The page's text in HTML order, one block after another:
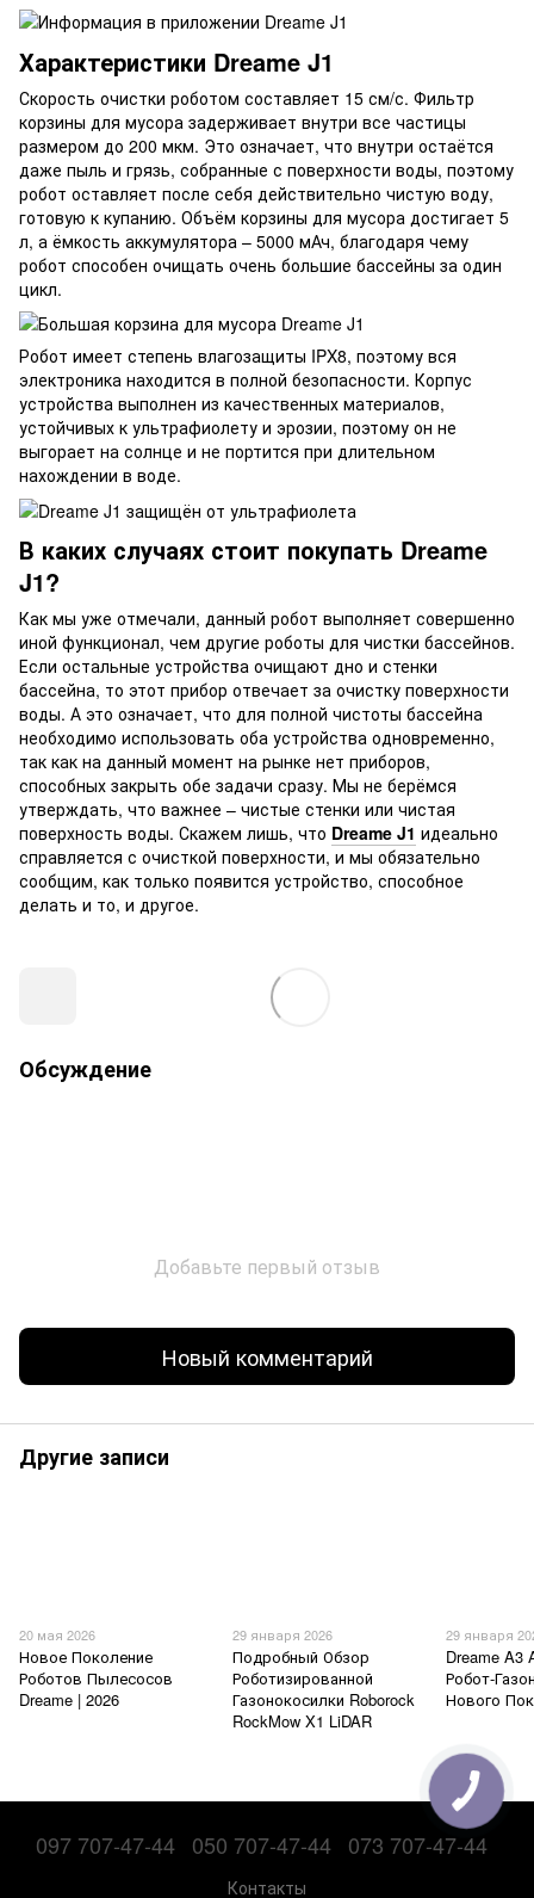
Характеристики Dreame J1
Скорость очистки роботом составляет 15 см/с. Фильтр
корзины для мусора задерживает внутри все частицы
размером до 200 мкм. Это означает, что внутри остаётся
даже пыль и грязь, собранные с поверхности воды, поэтому
робот оставляет после себя действительно чистую воду,
готовую к купанию. Объём корзины для мусора достигает 5
л, а ёмкость аккумулятора – 5000 мАч, благодаря чему
робот способен очищать очень большие бассейны за один
цикл.
Робот имеет степень влагозащиты IPX8, поэтому вся
электроника находится в полной безопасности. Корпус
устройства выполнен из качественных материалов,
устойчивых к ультрафиолету и эрозии, поэтому он не
выгорает на солнце и не портится при длительном
нахождении в воде.
В каких случаях стоит покупать Dreame
J1?
Как мы уже отмечали, данный робот выполняет совершенно
иной функционал, чем другие роботы для чистки бассейнов.
Если остальные устройства очищают дно и стенки
бассейна, то этот прибор отвечает за очистку поверхности
воды. А это означает, что для полной чистоты бассейна
необходимо использовать оба устройства одновременно,
так как на данный момент на рынке нет приборов,
способных закрыть обе задачи сразу. Мы не берёмся
утверждать, что важнее – чистые стенки или чистая
поверхность воды. Скажем лишь, что Dreame J1 идеально
справляется с очисткой поверхности, и мы обязательно
сообщим, как только появится устройство, способное
делать и то, и другое.
Обсуждение
Добавьте первый отзыв
Новый комментарий
Другие записи
20 мая 2026
Новое Поколение
Роботов Пылесосов
Dreame | 2026
29 января 2026
Подробный Обзор
Роботизированной
Газонокосилки Roborock
RockMow X1 LiDAR
29 января
Dreame A3
Робот-
Нового
097 707-47-44 050 707-47-44 073 707-47-44
Контакты